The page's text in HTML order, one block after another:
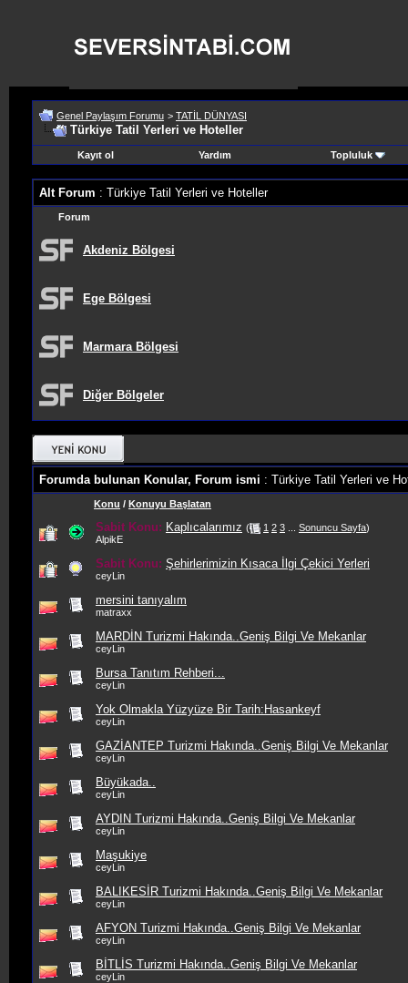
Genel Paylaşım Forumu > TATİL DÜNYASI
Türkiye Tatil Yerleri ve Hoteller
Kayıt ol Yardım Topluluk
Alt Forum : Türkiye Tatil Yerleri ve Hoteller
Forum
Akdeniz Bölgesi
Ege Bölgesi
Marmara Bölgesi
Diğer Bölgeler
Forumda bulunan Konular, Forum ismi : Türkiye Tatil Yerleri ve
Konu / Konuyu Başlatan
Sabit Konu: Kaplıcalarımız ( 1 2 3 Sonuncu Sayfa)
AlpikE
Sabit Konu: Şehirlerimizin Kısaca İlgi Çekici Yerleri
ceyLin
mersini tanıyalım
matraxx
MARDİN Turizmi Hakında..Geniş Bilgi Ve Mekanlar
ceyLin
Bursa Tanıtım Rehberi...
ceyLin
Yok Olmakla Yüzyüze Bir Tarih:Hasankeyf
ceyLin
GAZİANTEP Turizmi Hakında..Geniş Bilgi Ve Mekanlar
ceyLin
Büyükada..
ceyLin
AYDIN Turizmi Hakında..Geniş Bilgi Ve Mekanlar
ceyLin
Maşukiye
ceyLin
BALIKESİR Turizmi Hakında..Geniş Bilgi Ve Mekanlar
ceyLin
AFYON Turizmi Hakında..Geniş Bilgi Ve Mekanlar
ceyLin
BİTLİS Turizmi Hakında..Geniş Bilgi Ve Mekanlar
ceyLin